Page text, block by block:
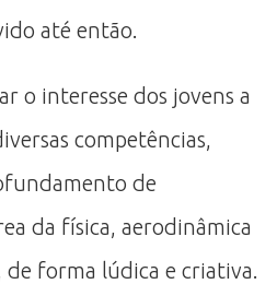
até então.
o interesse dos jovens a
competências,
de
da física, aerodinâmica
de forma lúdica e criativa.